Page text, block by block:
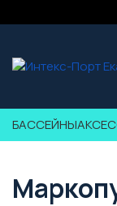
БАССЕЙНЫ